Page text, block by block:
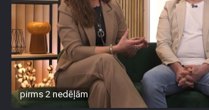
pirms 2 nedēļām